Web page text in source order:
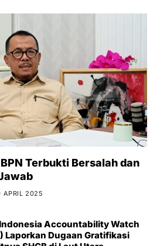
Terbukti Bersalah dan
APRIL 2025
Accountability Watch
Laporkan Dugaan Gratifikasi